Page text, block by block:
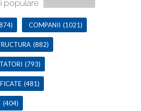
populare
COMPANII (1021)
(882)
(793)
(481)
(404)